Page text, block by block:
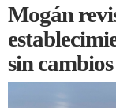
Mogán
sin cambios